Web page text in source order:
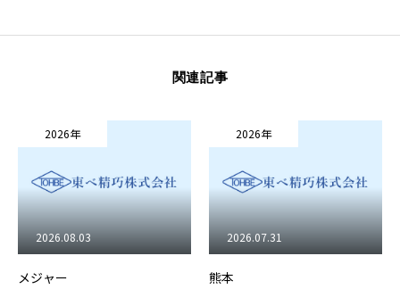
関連記事
2026年
メジャー
2026.08.03
2026年
熊本
2026.07.31